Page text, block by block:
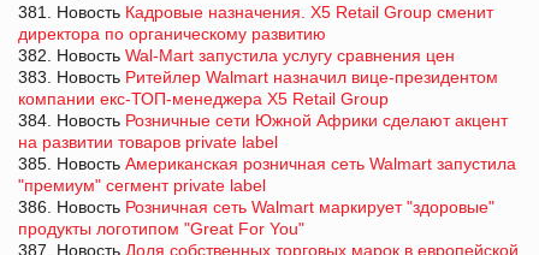
381. Новость Кадровые назначения. Х5 Retail Group сменит
директора по органическому развитию
382. Новость Wal-Mart запустила услугу сравнения цен
383. Новость Ритейлер Walmart назначил вице-президентом
компании екс-ТОП-менеджера X5 Retail Group
384. Новость Розничные сети Южной Африки сделают акцент
на развитии товаров private label
385. Новость Американская розничная сеть Walmart запустила
"премиум" сегмент private label
386. Новость Розничная сеть Walmart маркирует "здоровые"
продукты логотипом "Great For You"
387. Новость Доля собственных торговых марок в европейской